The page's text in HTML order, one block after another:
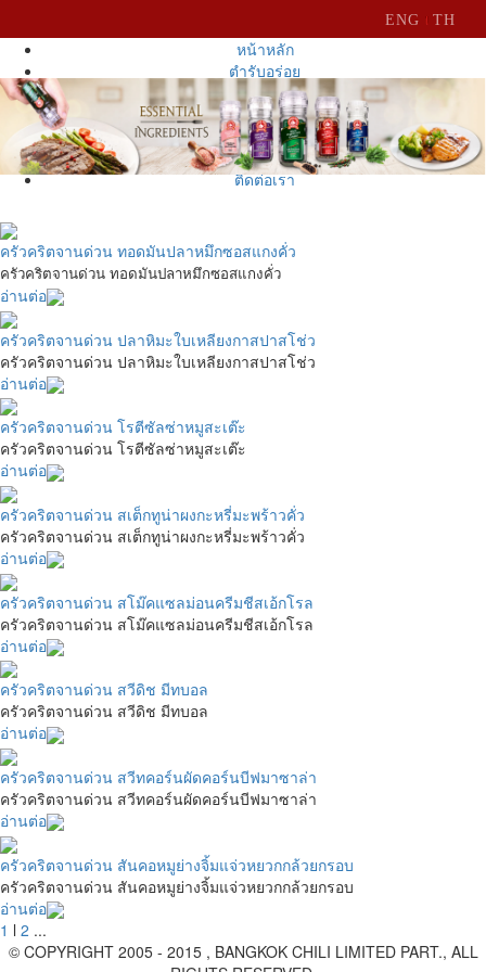
ENG TH
หน้าหลัก
ตำรับอร่อย
ผลิตภัณฑ์
ข่าวประชาสัมพันธ์
ชวนอร่อย
เกี่ยวกับเรา
ติดต่อเรา
ครัวคริตจานด่วน ทอดมันปลาหมึกซอสแกงคั่ว
ครัวคริตจานด่วน ทอดมันปลาหมึกซอสแกงคั่ว
อ่านต่อ
ครัวคริตจานด่วน ปลาหิมะใบเหลียงกาสปาสโช่ว
ครัวคริตจานด่วน ปลาหิมะใบเหลียงกาสปาสโช่ว
อ่านต่อ
ครัวคริตจานด่วน โรตีซัลซ่าหมูสะเต๊ะ
ครัวคริตจานด่วน โรตีซัลซ่าหมูสะเต๊ะ
อ่านต่อ
ครัวคริตจานด่วน สเต็กทูน่าผงกะหรี่มะพร้าวคั่ว
ครัวคริตจานด่วน สเต็กทูน่าผงกะหรี่มะพร้าวคั่ว
อ่านต่อ
ครัวคริตจานด่วน สโม๊คแซลม่อนครีมชีสเอ้กโรล
ครัวคริตจานด่วน สโม๊คแซลม่อนครีมชีสเอ้กโรล
อ่านต่อ
ครัวคริตจานด่วน สวีดิช มีทบอล
ครัวคริตจานด่วน สวีดิช มีทบอล
อ่านต่อ
ครัวคริตจานด่วน สวีทคอร์นผัดคอร์นบีฟมาซาล่า
ครัวคริตจานด่วน สวีทคอร์นผัดคอร์นบีฟมาซาล่า
อ่านต่อ
ครัวคริตจานด่วน สันคอหมูย่างจิ้มแจ่วหยวกกล้วยกรอบ
ครัวคริตจานด่วน สันคอหมูย่างจิ้มแจ่วหยวกกล้วยกรอบ
อ่านต่อ
1 l 2 ...
© COPYRIGHT 2005 - 2015 , BANGKOK CHILI LIMITED PART., ALL